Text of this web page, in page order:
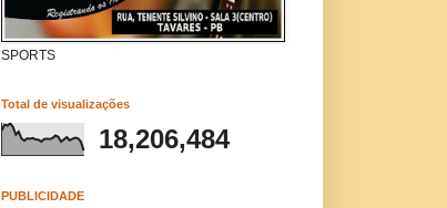
SPORTS
Total de visualizações
18,206,484
PUBLICIDADE